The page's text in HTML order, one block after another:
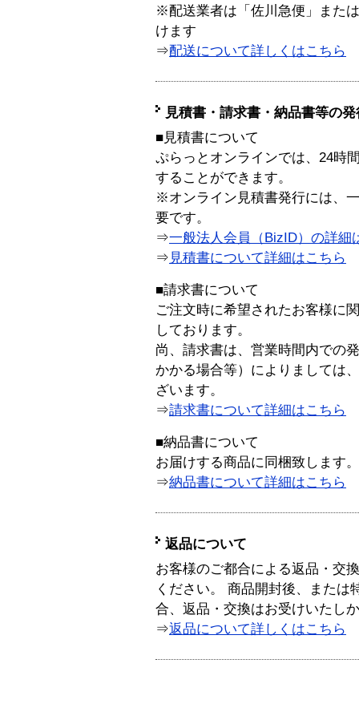
※配送業者は「佐川急便」また
けます
⇒配送について詳しくはこちら
見積書・請求書・納品書等の
■見積書について
ぷらっとオンラインでは、24時
することができます。
※オンライン見積書発行には、
要です。
⇒一般法人会員（BizID）の詳細
⇒ 見積書について詳細はこちら
■請求書について
ご注文時に希望されたお客様に
しております。
尚、請求書は、営業時間内での
かかる場合等）によりましては
ざいます。
⇒請求書について詳細はこちら
■納品書について
お届けする商品に同梱致します。
⇒納品書について詳細はこちら
返品について
お客様のご都合による返品・交
ください。 商品開封後、または
合、返品・交換はお受けいたし
⇒返品について詳しくはこちら